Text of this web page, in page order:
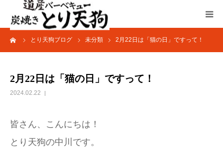
とり天狗ブログ 未分類 2月22日は「猫の日」ですって！
2月22日は「猫の日」ですって！
2024.02.22
皆さん、こんにちは！
とり天狗の中川です。
HOME